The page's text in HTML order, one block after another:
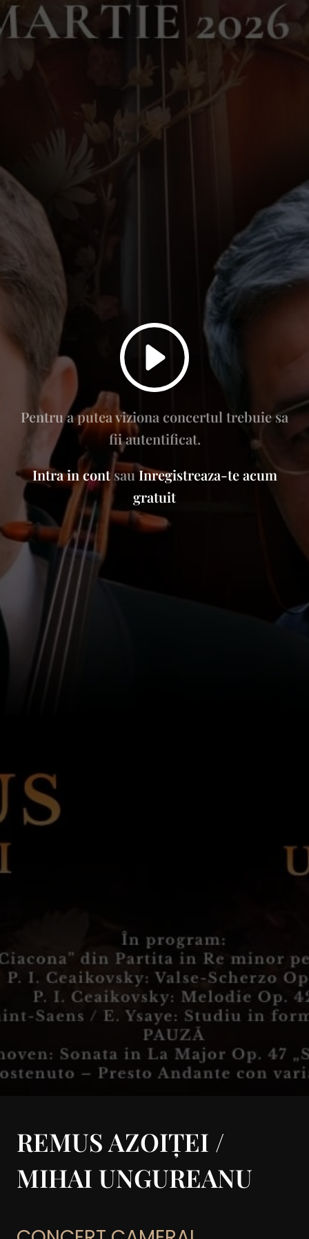
Pentru a putea viziona concertul trebuie sa
fii autentificat.
Intra in contsauInregistreaza-te acum
gratuit
REMUS AZOIȚEI /
MIHAI UNGUREANU